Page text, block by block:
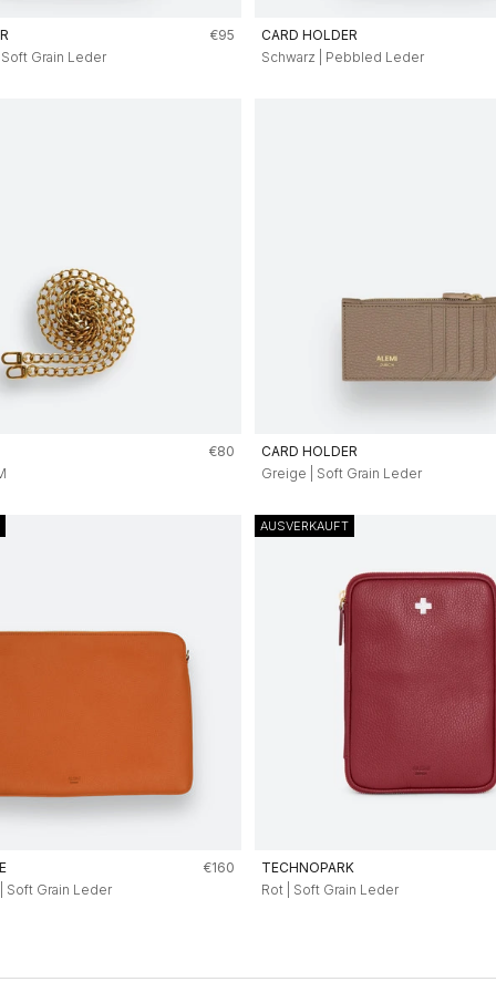
Angebot
€95
Grain Leder
CARD HOLDER
Schwarz | Pebbled Leder
Angebot
€80
CARD HOLDER
Greige | Soft Grain Leder
Angebot
€160
Soft Grain Leder
AUSVERKAUFT
TECHNOPARK
Rot | Soft Grain Leder